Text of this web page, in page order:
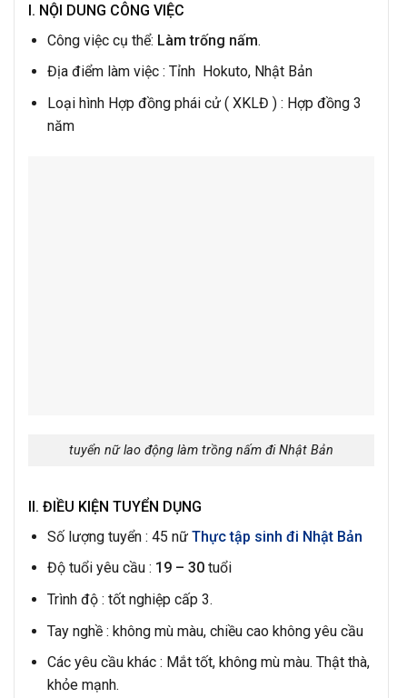
I. NỘI DUNG CÔNG VIỆC
Công việc cụ thể: Làm trống nấm.
Địa điểm làm việc : Tỉnh Hokuto, Nhật Bản
Loại hình Hợp đồng phái cử ( XKLĐ ) : Hợp đồng 3
năm
tuyển nữ lao động làm trồng nấm đi Nhật Bản
II. ĐIỀU KIỆN TUYỂN DỤNG
Số lượng tuyển : 45 nữ Thực tập sinh đi Nhật Bản
Độ tuổi yêu cầu : 19 – 30 tuổi
Trình độ : tốt nghiệp cấp 3.
Tay nghề : không mù màu, chiều cao không yêu cầu
Các yêu cầu khác : Mắt tốt, không mù màu. Thật thà,
khỏe mạnh.